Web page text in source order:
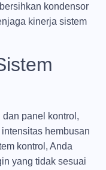
kondensor
kinerja sistem
dan panel kontrol,
hembusan
kontrol, Anda
yang tidak sesuai